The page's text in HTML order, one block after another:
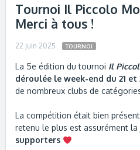
Tournoi Il Piccolo
Merci à tous !
22 juin 2025 TOURNOI
La 5e édition du tournoi Il
déroulée le week-end du 21 et
de nombreux clubs de
La compétition était bien
retenu le plus est assurément la
supporters